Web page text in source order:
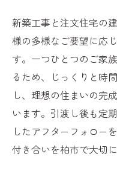
新築工事と注文住宅の
様の多様なご要望に応
す。一つひとつのご家
るため、じっくりと時
し、理想の住まいの完
います。引渡し後も定
したアフターフォロー
付き合いを柏市で大切